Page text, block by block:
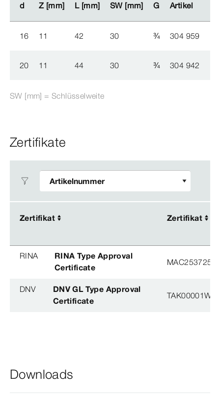
d Z [mm] L [mm] SW [mm] G Artikel
d Z [mm] L [mm] SW [mm] G Artikel
16 11 42 30 ¾ 304 959
20 11 44 30 ¾ 304 942
SW [mm] = Schlüsselweite
Zertifikate
Zertifikat Zertifikat
Zertifikat Zertifikat
RINA
RINA Type Approval
Certificate
DNV
DNV GL Type Approval
Certificate
TAK00001W8
Downloads